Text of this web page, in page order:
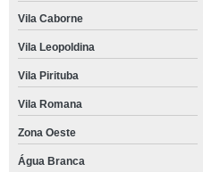
Vila Caborne
Vila Leopoldina
Vila Pirituba
Vila Romana
Zona Oeste
Água Branca